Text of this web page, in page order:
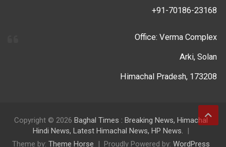
+91-70186-23168
Office: Verma Complex
Arki, Solan
Himachal Pradesh, 173208
Copyright © 2026 Baghal Times : Breaking News, Himachal
Hindi News, Latest Himachal News, HP News.
Theme by: Theme Horse Proudly Powered by: WordPress